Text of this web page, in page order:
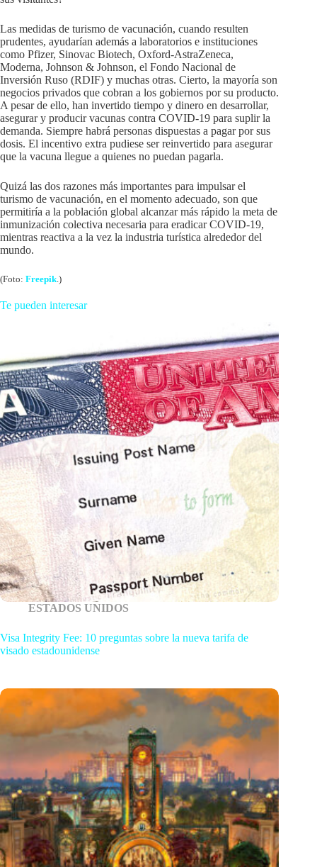
Las medidas de turismo de vacunación, cuando resulten
prudentes, ayudarían además a laboratorios e instituciones
como Pfizer, Sinovac Biotech, Oxford-AstraZeneca,
Moderna, Johnson & Johnson, el Fondo Nacional de
Inversión Ruso (RDIF) y muchas otras. Cierto, la mayoría son
negocios privados que cobran a los gobiernos por su producto.
A pesar de ello, han invertido tiempo y dinero en desarrollar,
asegurar y producir vacunas contra COVID-19 para suplir la
demanda. Siempre habrá personas dispuestas a pagar por sus
dosis. El incentivo extra pudiese ser reinvertido para asegurar
que la vacuna llegue a quienes no puedan pagarla.
Quizá las dos razones más importantes para impulsar el
turismo de vacunación, en el momento adecuado, son que
permitiría a la población global alcanzar más rápido la meta de
inmunización colectiva necesaria para eradicar COVID-19,
mientras reactiva a la vez la industria turística alrededor del
mundo.
(Foto: Freepik.)
Te pueden interesar
ESTADOS UNIDOS
Visa Integrity Fee: 10 preguntas sobre la nueva tarifa de
visado estadounidense